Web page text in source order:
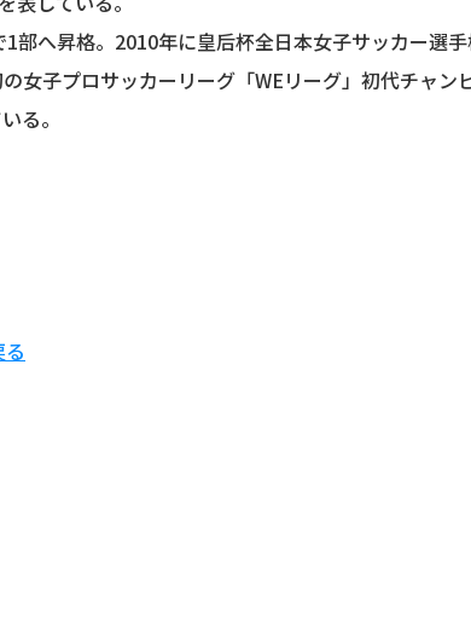
部へ昇格。2010年に皇后杯全日本女子サッカー選
女子プロサッカーリーグ「WEリーグ」初代チャン
る。